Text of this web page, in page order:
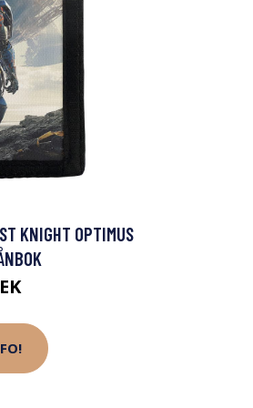
KNIGHT OPTIMUS